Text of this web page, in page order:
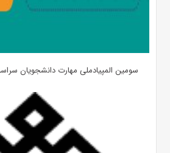
سومین المپیادملی مهارت دانشجویان